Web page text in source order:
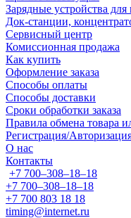
Зарядные устройства для
Док-станции,
Сервисный центр
Комиссионная продажа
Как купить
Оформление заказа
Способы оплаты
Способы доставки
Сроки обработки заказа
Правила обмена товара
Регистрация/
О нас
Контакты
+7 700‒308‒18‒18
+7 700‒308‒18‒18
+7 700 803 18 18
timing@internet.ru